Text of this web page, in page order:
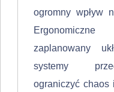
ogromny wpływ
zaplanowany
systemy
ograniczyć chaos